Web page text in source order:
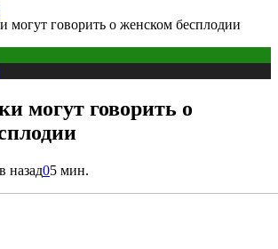
могут говорить о женском бесплодии
могут говорить о
назад05 мин.